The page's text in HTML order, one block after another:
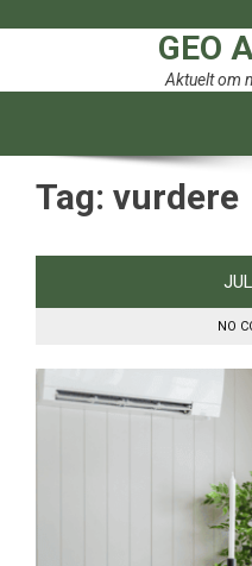
GEO
Aktuelt om
Tag: vurdere
JUL
NO